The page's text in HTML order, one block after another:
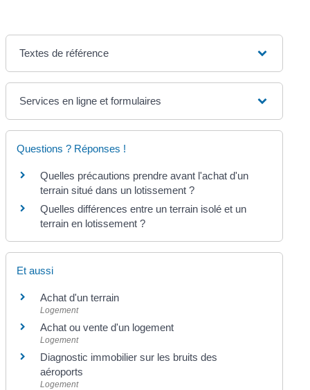
Textes de référence
Services en ligne et formulaires
Questions ? Réponses !
Quelles précautions prendre avant l'achat d'un
terrain situé dans un lotissement ?
Quelles différences entre un terrain isolé et un
terrain en lotissement ?
Et aussi
Achat d'un terrain
Logement
Achat ou vente d'un logement
Logement
Diagnostic immobilier sur les bruits des
aéroports
Logement